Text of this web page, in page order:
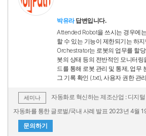
박유라답변입니다.
Attended Robot을 쓰시는 경우에
할 수 있는 기능이 제한되기는 하
Orchestrator는 로봇의 업무를 할
봇의 상태 등의 전반적인 모니터
드를 통해 로봇 관리 및 통제, 업무
그 기록 확인 (.txt), 사용자 권한 관
세미나
자동화로 혁신하는 제조산업 : 디지
자동화를 통한 글로벌/국내 사례 발표 2023년 4월
문의하기